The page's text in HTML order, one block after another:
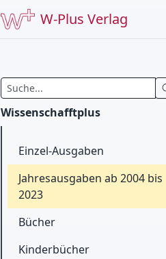
W-Plus Verlag
Wissenschafftplus
Einzel-Ausgaben
Jahresausgaben ab 2004 bis
2023
Bücher
Kinderbücher